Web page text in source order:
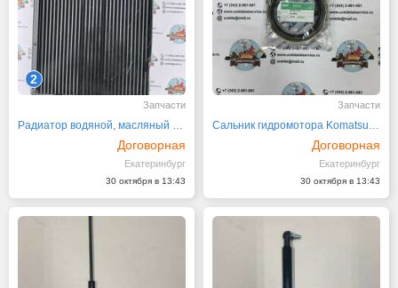
2
Запчасти
Радиатор водяной, масляный 42N-03-11780
Договорная
Екатеринбург
30 октября в 13:43
Запчасти
Сальник гидромотора Komatsu 207-26-71710
Договорная
Екатеринбург
30 октября в 13:43